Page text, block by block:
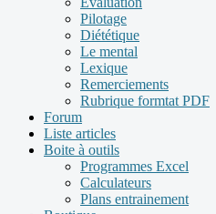
Pilotage
Diététique
Le mental
Lexique
Remerciements
Rubrique formtat PDF
Forum
Liste articles
Boite à outils
Programmes Excel
Calculateurs
Plans entrainement